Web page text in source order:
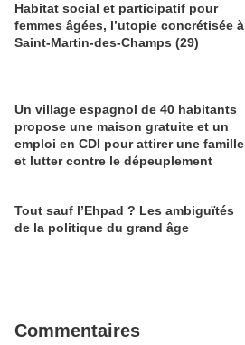
Habitat social et participatif pour
femmes âgées, l’utopie concrétisée à
Saint-Martin-des-Champs (29)
Un village espagnol de 40 habitants
propose une maison gratuite et un
emploi en CDI pour attirer une famille
et lutter contre le dépeuplement
Tout sauf l’Ehpad ? Les ambiguïtés
de la politique du grand âge
Commentaires